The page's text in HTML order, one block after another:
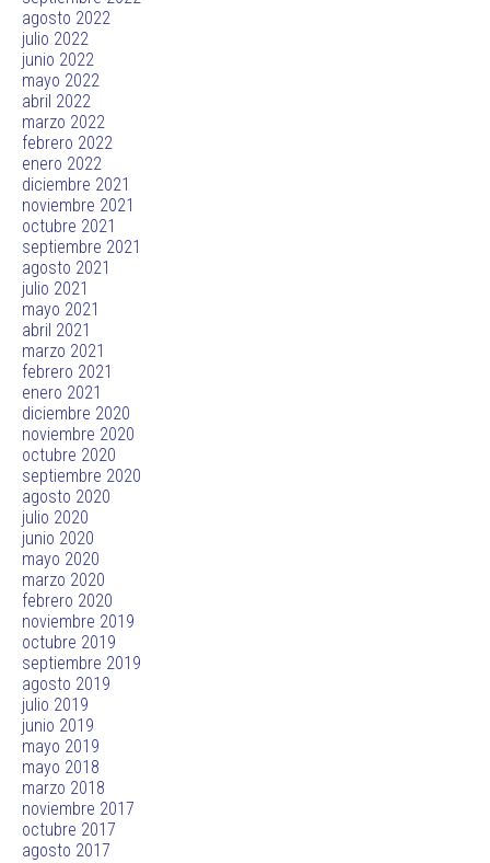
agosto 2022
julio 2022
junio 2022
mayo 2022
abril 2022
marzo 2022
febrero 2022
enero 2022
diciembre 2021
noviembre 2021
octubre 2021
septiembre 2021
agosto 2021
julio 2021
mayo 2021
abril 2021
marzo 2021
febrero 2021
enero 2021
diciembre 2020
noviembre 2020
octubre 2020
septiembre 2020
agosto 2020
julio 2020
junio 2020
mayo 2020
marzo 2020
febrero 2020
noviembre 2019
octubre 2019
septiembre 2019
agosto 2019
julio 2019
junio 2019
mayo 2019
mayo 2018
marzo 2018
noviembre 2017
octubre 2017
agosto 2017